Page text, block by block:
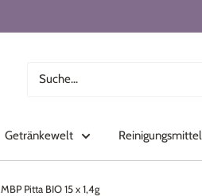
Getränkewelt Reinigungsmittel
MBP Pitta BIO 15 x 1,4g